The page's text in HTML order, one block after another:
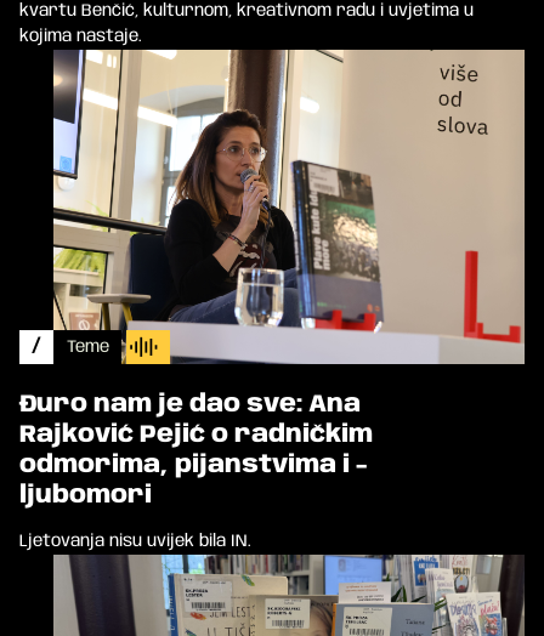
kvartu Benčić, kulturnom, kreativnom radu i uvjetima u
kojima nastaje.
/ Teme
Đuro nam je dao sve: Ana
Rajković Pejić o radničkim
odmorima, pijanstvima i -
ljubomori
Ljetovanja nisu uvijek bila IN.